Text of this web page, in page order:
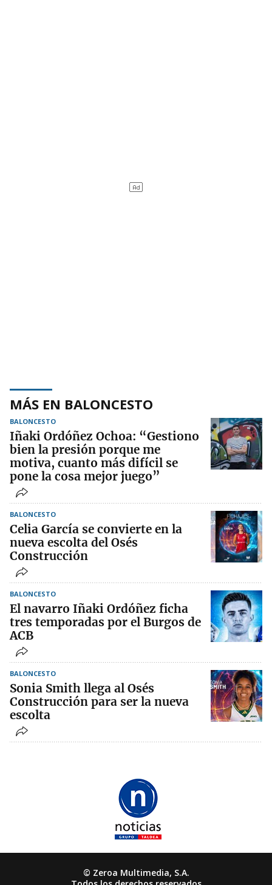
MÁS EN BALONCESTO
BALONCESTO
Iñaki Ordóñez Ochoa: “Gestiono
bien la presión porque me
motiva, cuanto más difícil se
pone la cosa mejor juego”
BALONCESTO
Celia García se convierte en la
nueva escolta del Osés
Construcción
BALONCESTO
El navarro Iñaki Ordóñez ficha
tres temporadas por el Burgos de
ACB
BALONCESTO
Sonia Smith llega al Osés
Construcción para ser la nueva
escolta
© Zeroa Multimedia, S.A.